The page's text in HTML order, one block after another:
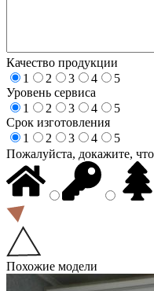
Качество продукции
1
2 3 4
5
Уровень сервиса
1
2 3 4
5
Срок изготовления
1
2 3 4
5
Пожалуйста, докажите,
Похожие модели